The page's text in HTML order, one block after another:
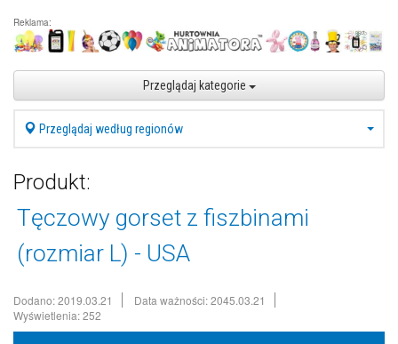
Reklama:
Przeglądaj kategorie
Przeglądaj według regionów
Produkt:
Tęczowy gorset z fiszbinami
(rozmiar L) - USA
Dodano: 2019.03.21
Data ważności: 2045.03.21
Wyświetlenia: 252